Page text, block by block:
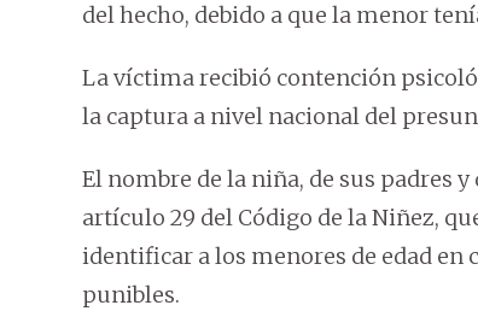
del hecho, debido a que la menor
La víctima recibió contención
la captura a nivel nacional del
El nombre de la niña, de sus padres
artículo 29 del Código de la Niñez,
identificar a los menores de edad
punibles.